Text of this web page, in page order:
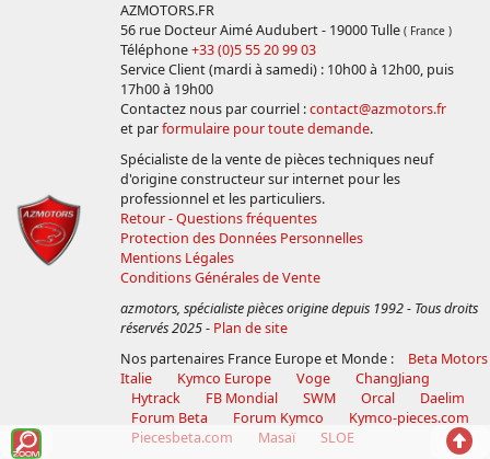
AZMOTORS.FR
56 rue Docteur Aimé Audubert - 19000 Tulle ( France )
Téléphone+33 (0)5 55 20 99 03
Service Client (mardi à samedi) : 10h00 à 12h00, puis
17h00 à 19h00
Contactez nous par courriel :contact@azmotors.fr
et parformulaire pour toute demande.
Spécialiste de la vente de pièces techniques neuf
d'origine constructeur sur internet pour les
professionnel et les particuliers.
Retour - Questions fréquentes
Protection des Données Personnelles
Mentions Légales
Conditions Générales de Vente
azmotors, spécialiste pièces origine depuis 1992 - Tous droits
réservés 2025- Plan de site
Nos partenaires France Europe et Monde :
Beta Motors
Italie
Kymco Europe Voge
ChangJiang
Hytrack
FB Mondial SWM Orcal
Daelim
Forum Beta
Forum Kymco
Kymco-pieces.com
Piecesbeta.com
Masaï SLOE
Voir